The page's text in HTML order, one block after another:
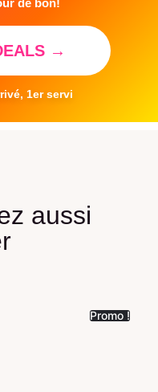
de bon!
→
1er servi
aussi
Promo !